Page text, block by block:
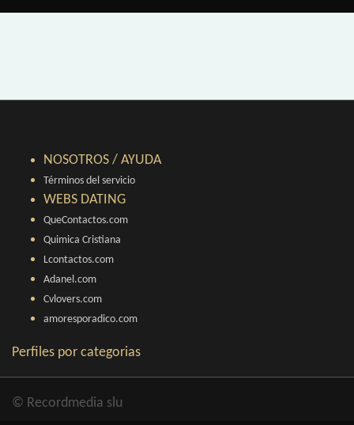
NOSOTROS / AYUDA
Términos del servicio
WEBS DATING
QueContactos.com
Quimica Cristiana
Lcontactos.com
Adanel.com
Cvlovers.com
amoresporadico.com
Perfiles por categorias
© Recordmedia slu